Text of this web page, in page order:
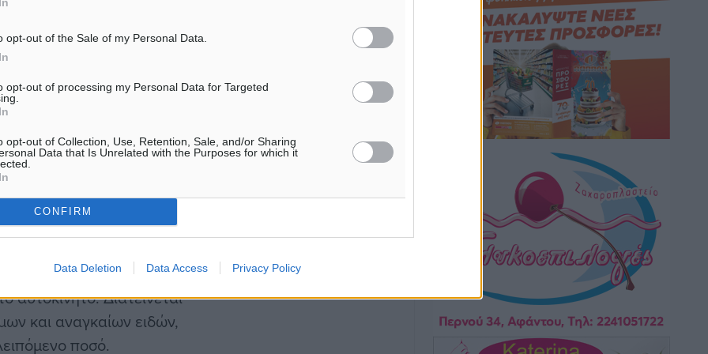
opt-out of the Sale of my Personal Data.
opt-out of processing my Personal Data for Targeted
opt-out of Collection, Use, Retention, Sale, and/or Sharing
Data that Is Unrelated with the Purposes for which it
CONFIRM
Data Deletion Data Access Privacy Policy
περιοχή, τους
την Υπηρεσία Δίωξης
έσπευσαν στο σημείο,
στην
Κατά τη σωματική
του 20χρονου οι 2
ποσό 200 ευρώ, ενώ στην
οι 2
ισχυρίστηκε ότι βρήκε
έτσι
αυτοκίνητο. Διατείνεται
και αναγκαίων ειδών,
ποσό.
Καιρός: Επιμένουν οι υψηλές
θερμοκρασίες – Ισχυρά μελτέμια έως 9
μποφόρ, σε «Red Code» 6 περιοχές
Τοπικές Ειδήσεις• πριν 4 ώρες
Τα φοιτητικά ενοίκια «τινάζουν στον
αέρα» τους οικογενειακούς
προϋπολογισμούς
πριν 4 ώρες
Δύο νέοι ξενώνες παραδόθηκαν στις
Ένοπλες Δυνάμεις στη νήσο Ρω
Τοπικές Ειδήσεις• πριν 4 ώρες
Πάνω από 34.000 αναχωρούν σήμερα
μόνο από τον Πειραιά